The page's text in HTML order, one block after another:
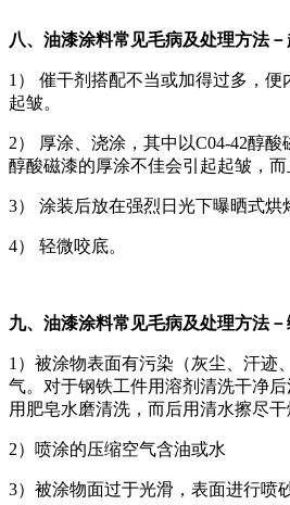
八、油漆涂料常见毛病及处理方法
1） 催干剂搭配不当或加得过多，
起皱。
2） 厚涂、浇涂，其中以C04-42醇酸
醇酸磁漆的厚涂不佳会引起起皱，而
3） 涂装后放在强烈日光下曝晒式烘
4） 轻微咬底。
九、油漆涂料常见毛病及处理方法
1）被涂物表面有污染（灰尘、汗迹
气。对于钢铁工件用溶剂清洗干净
用肥皂水磨清洗，而后用清水擦尽干
2）喷涂的压缩空气含油或水
3）被涂物面过于光滑，表面进行喷